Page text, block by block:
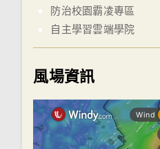
防治校園霸凌專區
自主學習雲端學院
風場資訊